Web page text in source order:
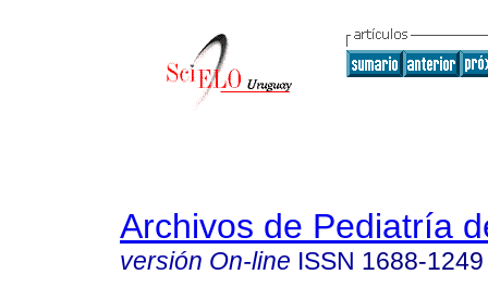
Archivos de Pediatría
versión On-line ISSN 1688-1249